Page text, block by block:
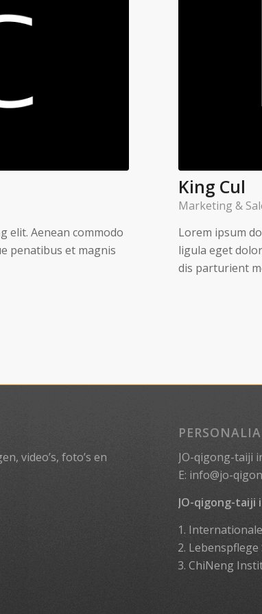
elit. Aenean commodo
penatibus et magnis
King Cul
Marketing &
Lorem ipsum
ligula eget
dis parturient
video’s, foto’s en
PERSONALIA
JO-qigong-taiji
E: info@jo-
JO-qigong-taiji
ChiNeng